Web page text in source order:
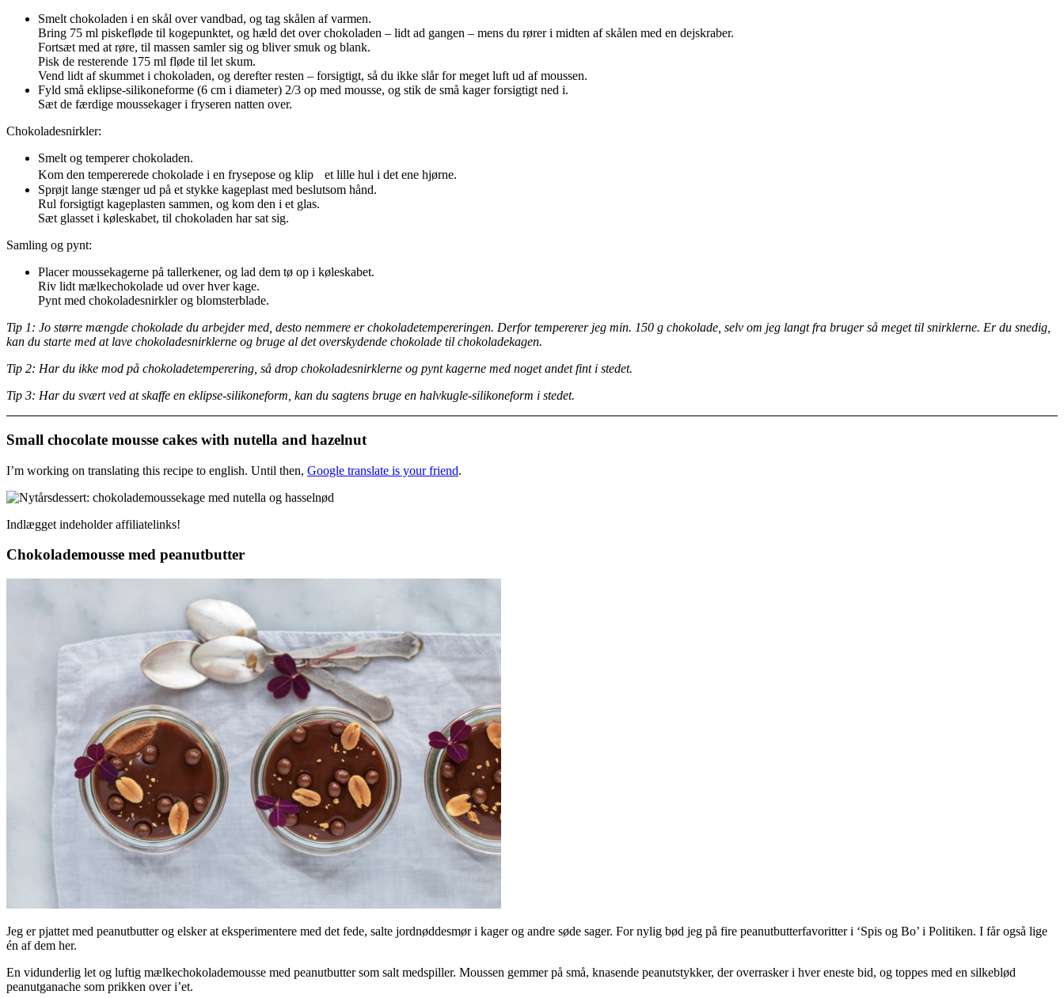
Smelt chokoladen i en skål over vandbad, og tag skålen af varmen.
Bring 75 ml piskefløde til kogepunktet, og hæld det over chokoladen – lidt ad gangen – mens du rører i midten af skålen med en dejskraber.
Fortsæt med at røre, til massen samler sig og bliver smuk og blank.
Pisk de resterende 175 ml fløde til let skum.
Vend lidt af skummet i chokoladen, og derefter resten – forsigtigt, så du ikke slår for meget luft ud af moussen.
Fyld små eklipse-silikoneforme (6 cm i diameter) 2/3 op med mousse, og stik de små kager forsigtigt ned i.
Sæt de færdige moussekager i fryseren natten over.
Chokoladesnirkler:
Smelt og temperer chokoladen.
Kom den tempererede chokolade i en frysepose og klip et lille hul i det ene hjørne.
Sprøjt lange stænger ud på et stykke kageplast med beslutsom hånd.
Rul forsigtigt kageplasten sammen, og kom den i et glas.
Sæt glasset i køleskabet, til chokoladen har sat sig.
Samling og pynt:
Placer moussekagerne på tallerkener, og lad dem tø op i køleskabet.
Riv lidt mælkechokolade ud over hver kage.
Pynt med chokoladesnirkler og blomsterblade.
Tip 1: Jo større mængde chokolade du arbejder med, desto nemmere er chokoladetempereringen. Derfor tempererer jeg min. 150 g chokolade, selv om jeg langt fra bruger så meget til snirklerne. Er du snedig,
kan du starte med at lave chokoladesnirklerne og bruge al det overskydende chokolade til chokoladekagen.
Tip 2: Har du ikke mod på chokoladetemperering, så drop chokoladesnirklerne og pynt kagerne med noget andet fint i stedet.
Tip 3: Har du svært ved at skaffe en eklipse-silikoneform, kan du sagtens bruge en halvkugle-silikoneform i stedet.
Small chocolate mousse cakes with nutella and hazelnut
I’m working on translating this recipe to english. Until then, Google translate is your friend.
Indlægget indeholder affiliatelinks!
Chokolademousse med peanutbutter
Jeg er pjattet med peanutbutter og elsker at eksperimentere med det fede, salte jordnøddesmør i kager og andre søde sager. For nylig bød jeg på fire peanutbutterfavoritter i ‘Spis og Bo’ i Politiken. I får også lige
én af dem her.
En vidunderlig let og luftig mælkechokolademousse med peanutbutter som salt medspiller. Moussen gemmer på små, knasende peanutstykker, der overrasker i hver eneste bid, og toppes med en silkeblød
peanutganache som prikken over i’et.